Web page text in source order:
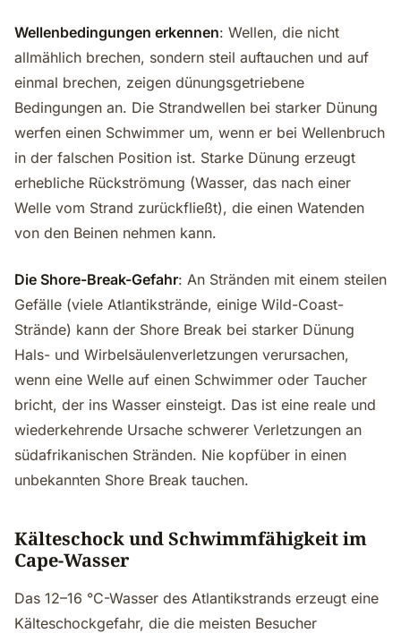
Wellenbedingungen erkennen: Wellen, die nicht
allmählich brechen, sondern steil auftauchen und auf
einmal brechen, zeigen dünungsgetriebene
Bedingungen an. Die Strandwellen bei starker Dünung
werfen einen Schwimmer um, wenn er bei Wellenbruch
in der falschen Position ist. Starke Dünung erzeugt
erhebliche Rückströmung (Wasser, das nach einer
Welle vom Strand zurückfließt), die einen Watenden
von den Beinen nehmen kann.
Die Shore-Break-Gefahr: An Stränden mit einem steilen
Gefälle (viele Atlantikstrände, einige Wild-Coast-
Strände) kann der Shore Break bei starker Dünung
Hals- und Wirbelsäulenverletzungen verursachen,
wenn eine Welle auf einen Schwimmer oder Taucher
bricht, der ins Wasser einsteigt. Das ist eine reale und
wiederkehrende Ursache schwerer Verletzungen an
südafrikanischen Stränden. Nie kopfüber in einen
unbekannten Shore Break tauchen.
Kälteschock und Schwimmfähigkeit im
Cape-Wasser
Das 12–16 °C-Wasser des Atlantikstrands erzeugt eine
Kälteschockgefahr, die die meisten Besucher